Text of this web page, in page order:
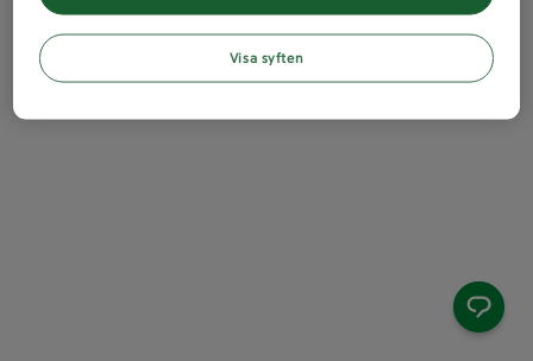
Visa syften